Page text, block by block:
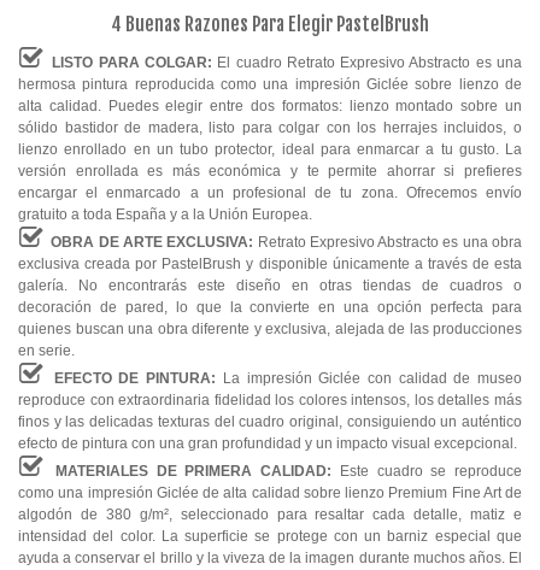
4 Buenas Razones Para Elegir PastelBrush
LISTO PARA COLGAR: El cuadro Retrato Expresivo Abstracto es una
hermosa pintura reproducida como una impresión Giclée sobre lienzo de
alta calidad. Puedes elegir entre dos formatos: lienzo montado sobre un
sólido bastidor de madera, listo para colgar con los herrajes incluidos, o
lienzo enrollado en un tubo protector, ideal para enmarcar a tu gusto. La
versión enrollada es más económica y te permite ahorrar si prefieres
encargar el enmarcado a un profesional de tu zona. Ofrecemos envío
gratuito a toda España y a la Unión Europea.
OBRA DE ARTE EXCLUSIVA: Retrato Expresivo Abstracto es una obra
exclusiva creada por PastelBrush y disponible únicamente a través de esta
galería. No encontrarás este diseño en otras tiendas de cuadros o
decoración de pared, lo que la convierte en una opción perfecta para
quienes buscan una obra diferente y exclusiva, alejada de las producciones
en serie.
EFECTO DE PINTURA: La impresión Giclée con calidad de museo
reproduce con extraordinaria fidelidad los colores intensos, los detalles más
finos y las delicadas texturas del cuadro original, consiguiendo un auténtico
efecto de pintura con una gran profundidad y un impacto visual excepcional.
MATERIALES DE PRIMERA CALIDAD: Este cuadro se reproduce
como una impresión Giclée de alta calidad sobre lienzo Premium Fine Art de
algodón de 380 g/m², seleccionado para resaltar cada detalle, matiz e
intensidad del color. La superficie se protege con un barniz especial que
ayuda a conservar el brillo y la viveza de la imagen durante muchos años. El